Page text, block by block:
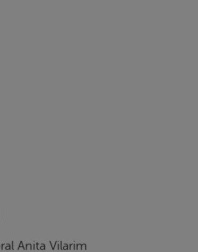
Anita Vilarim